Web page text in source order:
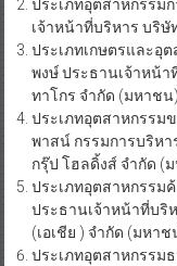
ประเภทอุตสาหกรรม
เจ้าหน้าที่บริหาร บริ
ประเภทเกษตรและอุ
พงษ์ ประธานเจ้าหน้า
ทาโกร จำกัด (มหาชน)
ประเภทอุตสาหกรร
พาสน์ กรรมการบริหา
กรุ๊ป โฮลดิ้งส์ จำกัด (
ประเภทอุตสาหกรรม
ประธานเจ้าหน้าที่บริ
(เอเชีย ) จำกัด (มหาช
ประเภทอุตสาหกรรม